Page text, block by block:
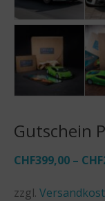
Gutschein
CHF399,00 – CHF
zzgl.